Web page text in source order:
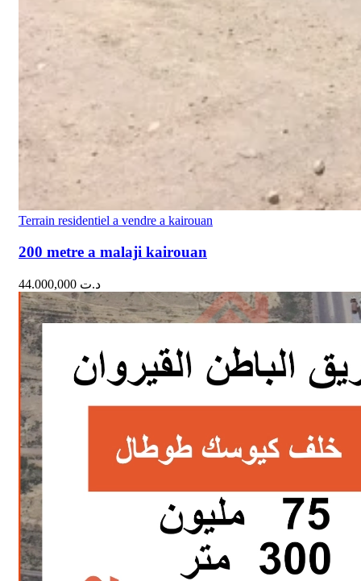
Terrain residentiel a vendre a kairouan
200 metre a malaji kairouan
د.ت